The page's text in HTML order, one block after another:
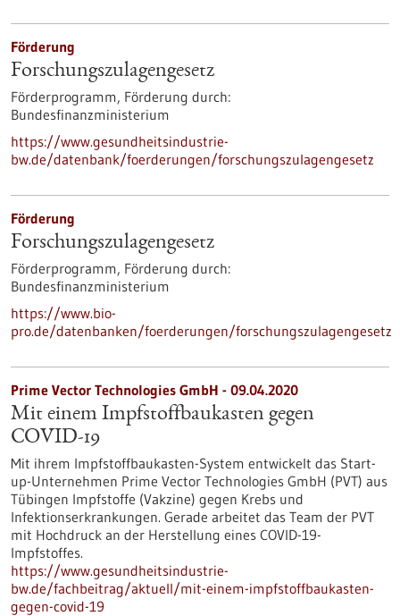
Förderung
Forschungszulagengesetz
Förderprogramm, Förderung durch:
Bundesfinanzministerium
https://www.gesundheitsindustrie-
bw.de/datenbank/foerderungen/forschungszulagengesetz
Förderung
Forschungszulagengesetz
Förderprogramm, Förderung durch:
Bundesfinanzministerium
https://www.bio-
pro.de/datenbanken/foerderungen/forschungszulagengesetz
Prime Vector Technologies GmbH - 09.04.2020
Mit einem Impfstoffbaukasten gegen
COVID-19
Mit ihrem Impfstoffbaukasten-System entwickelt das Start-
up-Unternehmen Prime Vector Technologies GmbH (PVT) aus
Tübingen Impfstoffe (Vakzine) gegen Krebs und
Infektionserkrankungen. Gerade arbeitet das Team der PVT
mit Hochdruck an der Herstellung eines COVID-19-
Impfstoffes.
https://www.gesundheitsindustrie-
bw.de/fachbeitrag/aktuell/mit-einem-impfstoffbaukasten-
gegen-covid-19